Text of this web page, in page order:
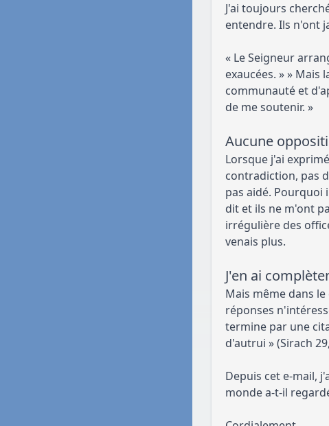
J'ai toujours
entendre. Ils n'ont
« Le Seigneur
exaucées. » »
communauté et
de me soutenir. »
Aucune
Lorsque j'ai
contradiction, pas
pas aidé. Pourquoi
dit et ils ne m'ont
irrégulière des
venais plus.
J'en ai
Mais même dans
réponses
termine par une
d'autrui » (Sirach
Depuis cet e-mail,
monde a-t-il